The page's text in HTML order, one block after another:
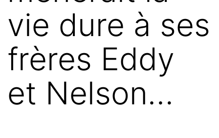
vie dure à ses
frères Eddy
et Nelson…